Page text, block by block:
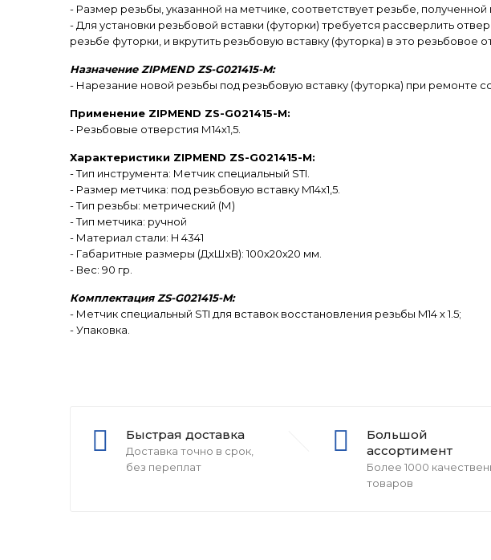
- Размер резьбы, указанной на метчике, соответствует резьбе,
- Для установки резьбовой вставки (футорки) требуется рассверлить
резьбе футорки, и вкрутить резьбовую вставку (футорка) в это резьбовое
Назначение ZIPMEND ZS-G021415-M:
- Нарезание новой резьбы под резьбовую вставку (футорка) при ремонте
Применение ZIPMEND ZS-G021415-M:
- Резьбовые отверстия М14х1,5.
Характеристики ZIPMEND ZS-G021415-M:
- Тип инструмента: Метчик специальный STI.
- Размер метчика: под резьбовую вставку M14х1,5.
- Тип резьбы: метрический (М)
- Тип метчика: ручной
- Материал стали: H 4341
- Габаритные размеры (ДхШхВ): 100х20х20 мм.
- Вес: 90 гр.
Комплектация ZS-G021415-M:
- Метчик специальный STI для вставок восстановления резьбы M14 х 1.5;
- Упаковка.
Быстрая доставка
Доставка точно в срок,
без переплат
Большой
ассортимент
Более 1000
товаров